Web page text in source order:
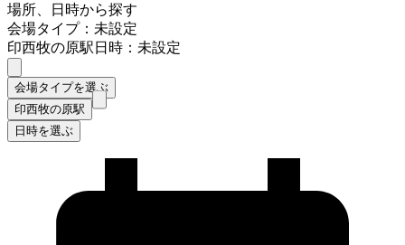
場所、日時から探す
会場タイプ：未設定
印西牧の原駅日時：未設定
会場タイプを選ぶ
印西牧の原駅
日時を選ぶ